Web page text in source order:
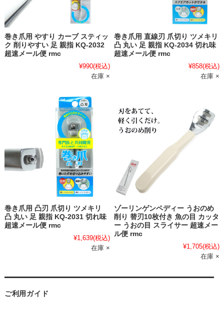
巻き爪用 やすり カーブ スティッ
ク 削りやすい 足 親指 KQ-2032
超速メール便 rmc
¥990(税込)
在庫 ×
巻き爪用 直線刃 爪切り ツメキリ
凸 丸い 足 親指 KQ-2034 切れ味
超速メール便 rmc
¥858(税込)
在庫 ×
巻き爪用 凸刃 爪切り ツメキリ
凸 丸い 足 親指 KQ-2031 切れ味
超速メール便 rmc
¥1,639(税込)
在庫 ×
ゾーリンゲンペディー うおのめ
削り 替刃10枚付き 魚の目 カッタ
ー うおの目 スライサー 超速メー
ル便 rmc
¥1,705(税込)
在庫 ×
ご利用ガイド